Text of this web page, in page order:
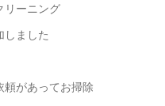
リーニング
しました
があってお掃除